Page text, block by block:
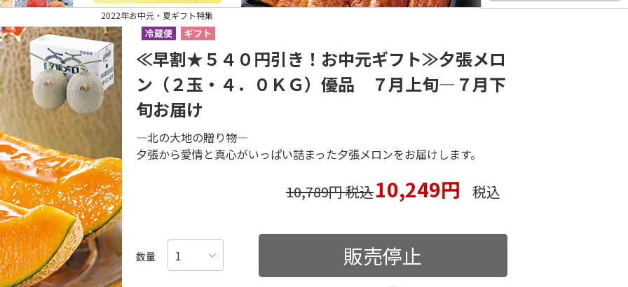
2022年お中元・夏ギフト特集
≪早割★５４０円引き！お中元ギフト≫夕張メロ
ン（２玉・４．０ＫＧ）優品 ７月上旬―７月下
旬お届け
―北の大地の贈り物―
夕張から愛情と真心がいっぱい詰まった夕張メロンをお届けします。
10,789円 税込10,249円 税込
数量 販売停止